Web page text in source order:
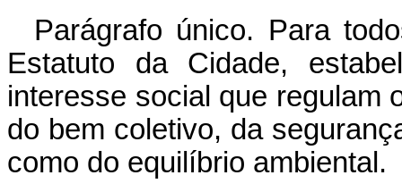
Parágrafo único. Para
Estatuto da Cidade,
interesse social que regulam
do bem coletivo, da
como do equilíbrio ambiental.